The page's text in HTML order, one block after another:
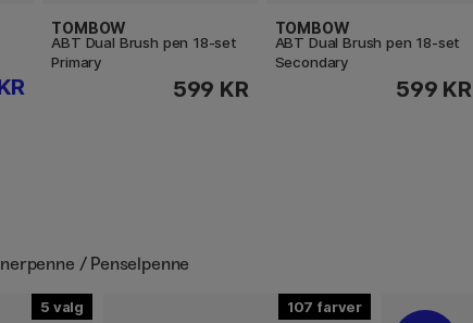
TOMBOW
ABT Dual Brush pen 18-set
Primary
599 KR
TOMBOW
ABT Dual Brush pen 18-set
Secondary
599 KR
/ Penselpenne
5 107